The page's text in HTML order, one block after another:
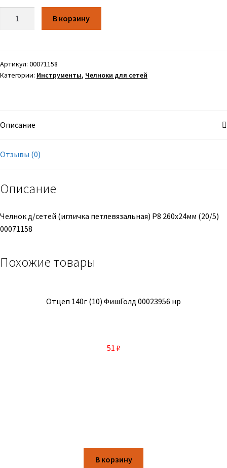
В корзину
Артикул: 00071158
Категории: Инструменты, Челноки для сетей
Описание
Отзывы (0)
Описание
Челнок д/сетей (игличка петлевязальная) Р8 260х24мм (20/5)
00071158
Похожие товары
Отцеп 140г (10) ФишГолд 00023956 нр
51 ₽
В корзину